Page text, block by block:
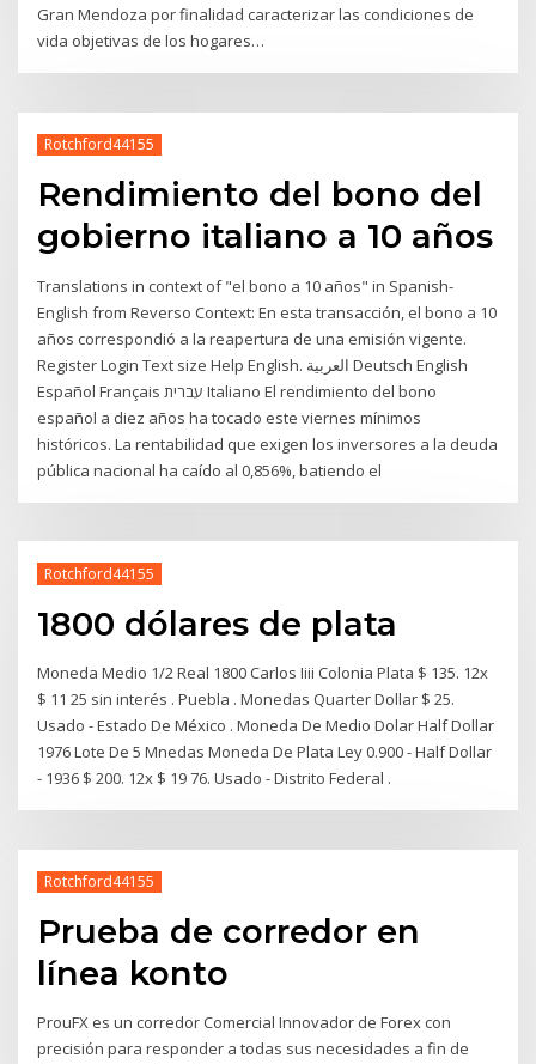
Gran Mendoza por finalidad caracterizar las condiciones de
vida objetivas de los hogares…
Rotchford44155
Rendimiento del bono del
gobierno italiano a 10 años
Translations in context of "el bono a 10 años" in Spanish-
English from Reverso Context: En esta transacción, el bono a 10
años correspondió a la reapertura de una emisión vigente.
Register Login Text size Help English. العربية Deutsch English
Español Français עברית Italiano El rendimiento del bono
español a diez años ha tocado este viernes mínimos
históricos. La rentabilidad que exigen los inversores a la deuda
pública nacional ha caído al 0,856%, batiendo el
Rotchford44155
1800 dólares de plata
Moneda Medio 1/2 Real 1800 Carlos Iiii Colonia Plata $ 135. 12x
$ 11 25 sin interés . Puebla . Monedas Quarter Dollar $ 25.
Usado - Estado De México . Moneda De Medio Dolar Half Dollar
1976 Lote De 5 Mnedas Moneda De Plata Ley 0.900 - Half Dollar
- 1936 $ 200. 12x $ 19 76. Usado - Distrito Federal .
Rotchford44155
Prueba de corredor en
línea konto
ProuFX es un corredor Comercial Innovador de Forex con
precisión para responder a todas sus necesidades a fin de